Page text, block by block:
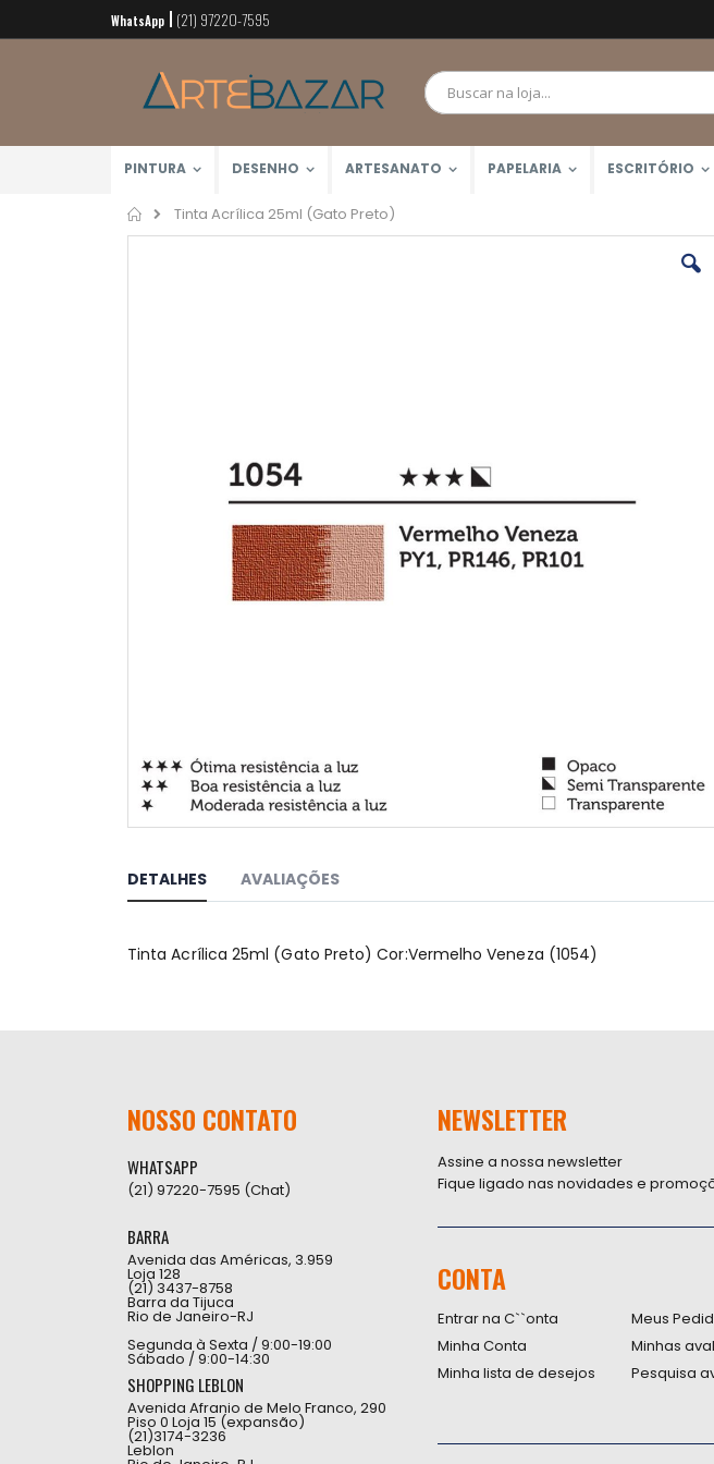
Pular
para
conteúdo
WhatsApp (21) 97220-7595
PINTURA DESENHO ARTESANATO PAPELARIA ESCRITÓRIO
Home
Tinta Acrílica 25ml (Gato Preto)
Pular
o
início
de
DETALHES
Tinta Acrílica 25ml (Gato Preto) Cor:Vermelho Veneza (1054)
AVALIAÇÕES
NOSSO CONTATO
WHATSAPP
(21) 97220-7595 (Chat)
BARRA
Avenida das Américas, 3.959
Loja 128
(21) 3437-8758
Barra da Tijuca
Rio de Janeiro-RJ
Segunda à Sexta / 9:00-19:00
Sábado / 9:00-14:30
SHOPPING LEBLON
Avenida Afranio de Melo Franco, 290
Piso 0 Loja 15 (expansão)
(21)3174-3236
Leblon
NEWSLETTER
Assine a nossa newsletter
Fique ligado nas novidades e
CONTA
Entrar na C``onta
Minha Conta
Minha lista de desejos
Meus
Minhas
Pesquisa